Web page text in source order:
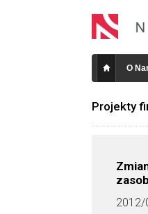
O
Projekty